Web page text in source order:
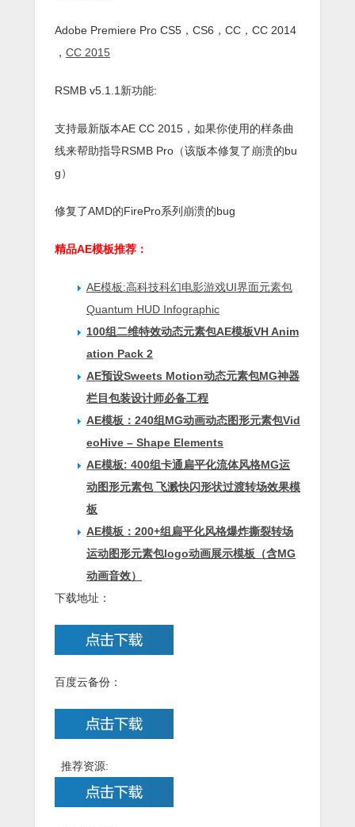
Adobe Premiere Pro CS5，CS6，CC，CC 2014
， CC 2015
RSMB v5.1.1新功能:
支持最新版本AE CC 2015，如果你使用的样条曲
线来帮助指导RSMB Pro（该版本修复了崩溃的bu
g）
修复了AMD的FirePro系列崩溃的bug
精品AE模板推荐：
AE模板:高科技科幻电影游戏UI界面元素包
Quantum HUD Infographic
100组二维特效动态元素包AE模板VH Anim
ation Pack 2
AE预设Sweets Motion动态元素包MG神器
栏目包装设计师必备工程
AE模板：240组MG动画动态图形元素包Vid
eoHive – Shape Elements
AE模板: 400组卡通扁平化流体风格MG运
动图形元素包 飞溅快闪形状过渡转场效果模
板
AE模板：200+组扁平化风格爆炸撕裂转场
运动图形元素包logo动画展示模板（含MG
动画音效）
下载地址：
百度云备份：
推荐资源: